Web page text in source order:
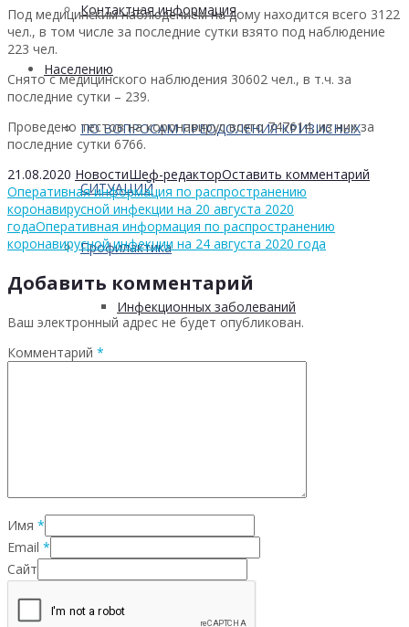
Контактная информация
Населению
ПО ВОПРОСАМ ПРЕОДОЛЕНИЯ КРИЗИСНЫХ
СИТУАЦИЙ
Профилактика
Инфекционных заболеваний
Инсульта
ХОБЛ
Под медицинским наблюдением на дому находится всего 3122
чел., в том числе за последние сутки взято под наблюдение
223 чел.
Снято с медицинского наблюдения 30602 чел., в т.ч. за
последние сутки – 239.
Проведено тестов на коронавирус всего 747614, из них за
последние сутки 6766.
21.08.2020 НовостиШеф-редакторОставить комментарий
Оперативная информация по распространению
коронавирусной инфекции на 20 августа 2020
годаОперативная информация по распространению
коронавирусной инфекции на 24 августа 2020 года
Добавить комментарий
Ваш электронный адрес не будет опубликован.
Комментарий *
Имя *
Email *
Сайт